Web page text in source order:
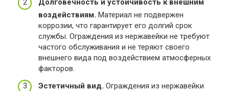
Долговечность и устойчивость к внешним
воздействиям. Материал не подвержен
коррозии, что гарантирует его долгий срок
службы. Ограждения из нержавейки не требуют
частого обслуживания и не теряют своего
внешнего вида под воздействием атмосферных
факторов.
Эстетичный вид. Ограждения из нержавейки